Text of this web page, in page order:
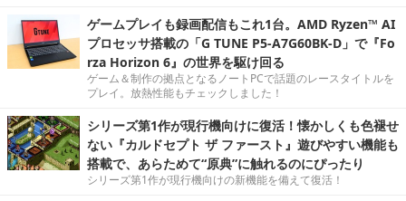
ゲームプレイも録画配信もこれ1台。AMD Ryzen™ AI
プロセッサ搭載の「G TUNE P5-A7G60BK-D」で『Fo
rza Horizon 6』の世界を駆け回る
ゲーム＆制作の拠点となるノートPCで話題のレースタイトルを
プレイ。放熱性能もチェックしました！
シリーズ第1作が現行機向けに復活！懐かしくも色褪せ
ない『カルドセプト ザ ファースト』遊びやすい機能も
搭載で、あらためて“原典”に触れるのにぴったり
シリーズ第1作が現行機向けの新機能を備えて復活！